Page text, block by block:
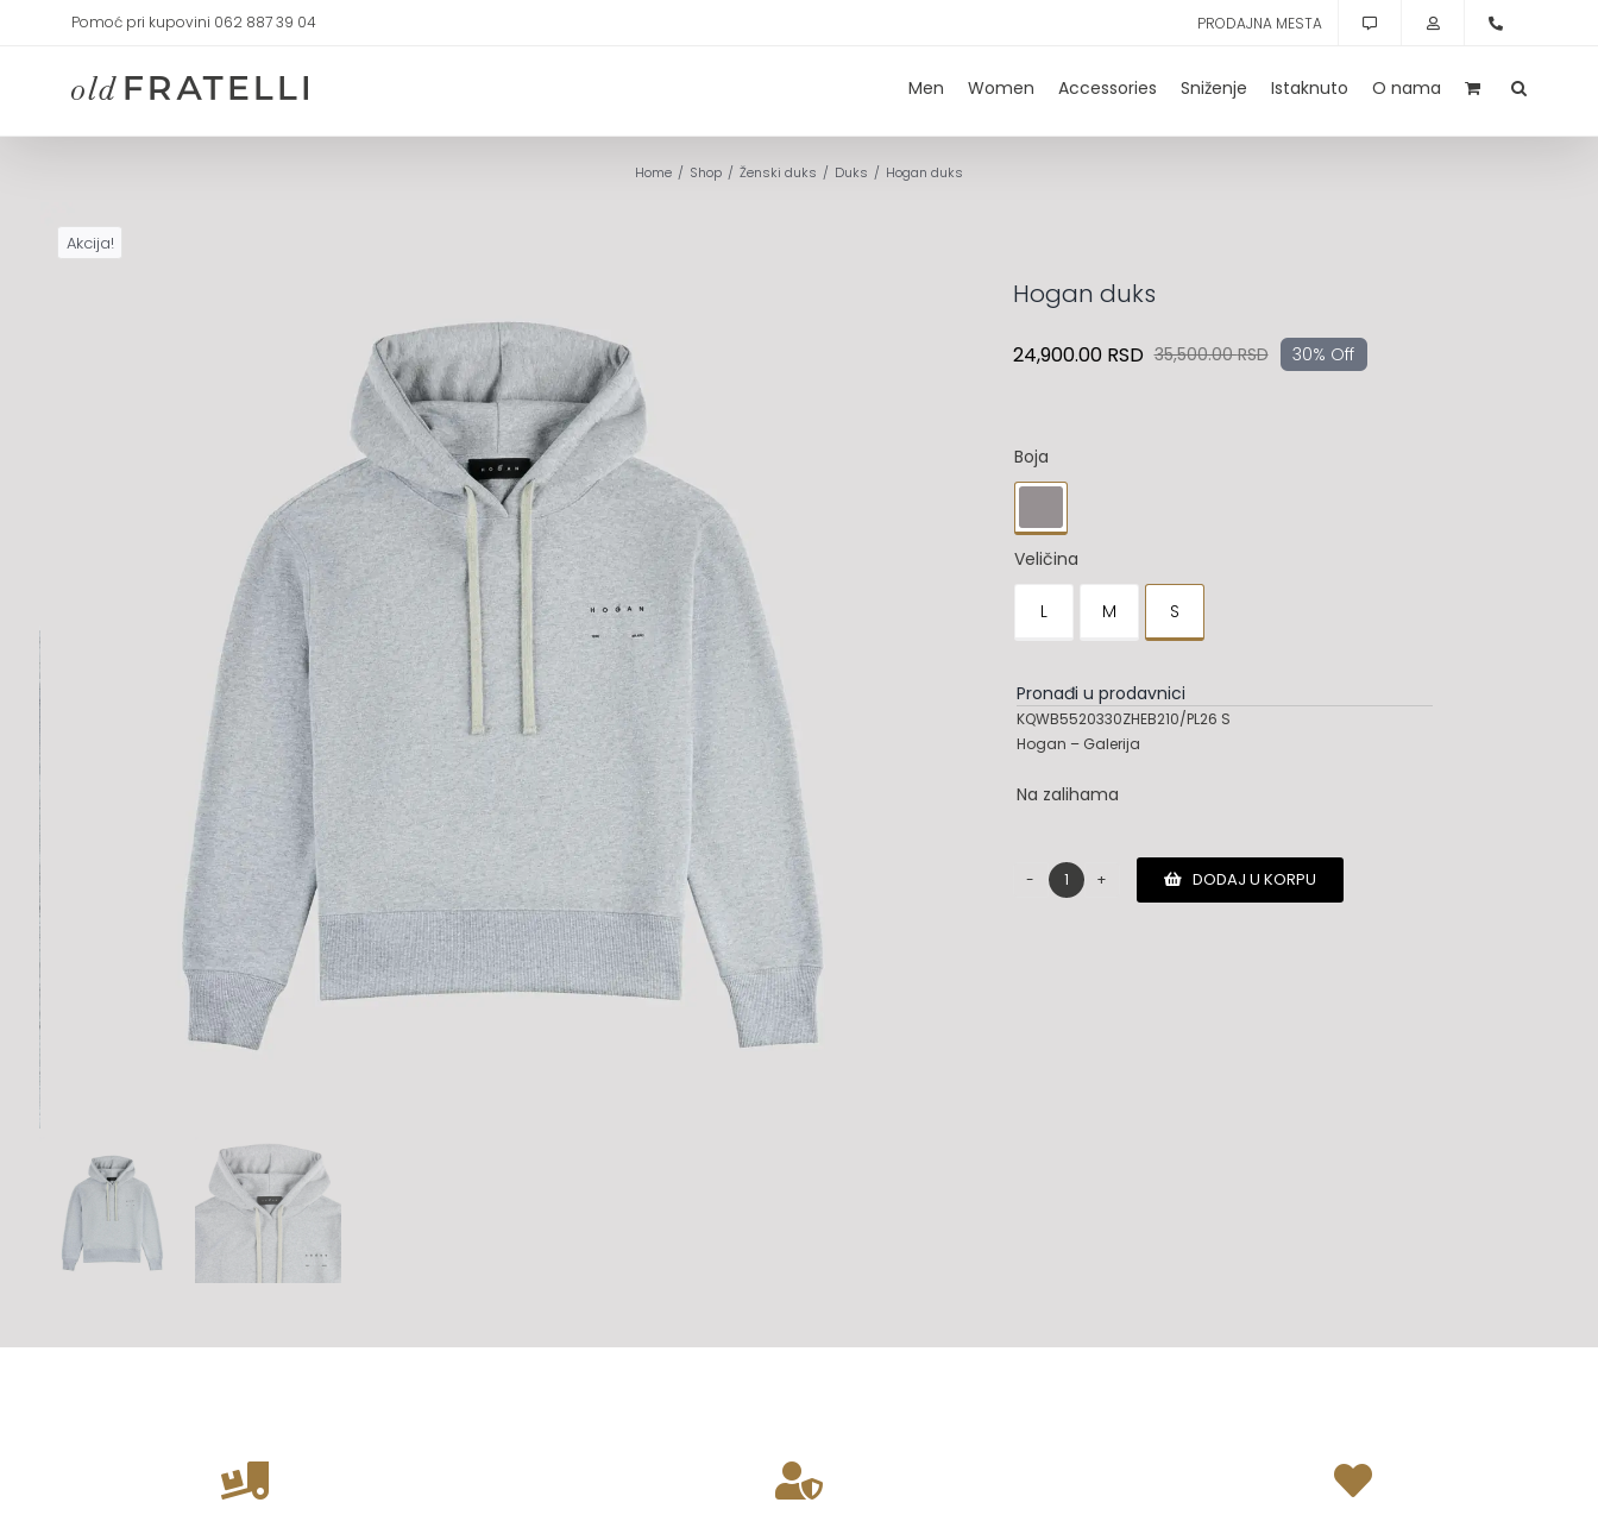
Pomoć pri kupovini 062 887 39 04 PRODAJNA MESTA
Men Women Accessories Sniženje Istaknuto O nama
Home Shop Ženski duks Duks Hogan duks
Akcija!
Hogan duks
35,500.00RSDOriginalna
24,900.00 RSD
Trenutna
30% Off
Boja
Veličina
L M S
Pronađi u prodavnici
KQWB5520330ZHEB210/PL26 S
Hogan – Galerija
Na zalihama
Hogan
DODAJ U KORPU